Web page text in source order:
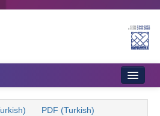
PDF (Turkish)